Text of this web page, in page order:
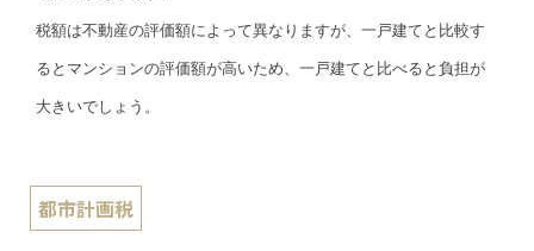
税額は不動産の評価額によって異なりますが、一戸建てと比較す
るとマンションの評価額が高いため、一戸建てと比べると負担が
大きいでしょう。
都市計画税